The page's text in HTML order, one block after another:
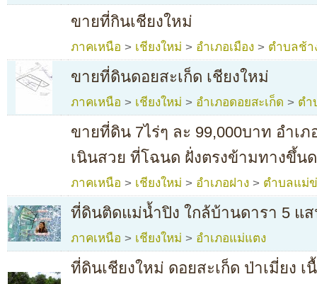
ขายที่กินเชียงใหม่
ภาคเหนือ > เชียงใหม่ > อำเภอเมือง > ตำบลช้า
ขายที่ดินดอยสะเก็ด เชียงใหม่
ภาคเหนือ > เชียงใหม่ > อำเภอดอยสะเก็ด > ตำ
ขายที่ดิน 7ไร่ๆ ละ 99,000บาท อำเภ
เนินสวย ที่โฉนด ฝั่งตรงข้ามทางขึ้น
ภาคเหนือ > เชียงใหม่ > อำเภอฝาง > ตำบลแม่
ที่ดินติดแม่น้ำปิง ใกล้บ้านดารา 5 แ
ภาคเหนือ > เชียงใหม่ > อำเภอแม่แตง
ที่ดินเชียงใหม่ ดอยสะเก็ด ป่าเมี่ยง เ